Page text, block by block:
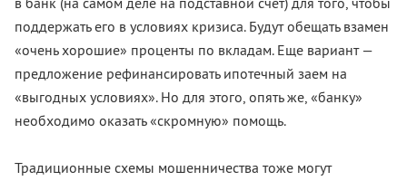
поддержать его в условиях кризиса. Будут обещать взамен
«очень хорошие» проценты по вкладам. Еще вариант —
предложение рефинансировать ипотечный заем на
«выгодных условиях». Но для этого, опять же, «банку»
необходимо оказать «скромную» помощь.
Традиционные схемы мошенничества тоже могут